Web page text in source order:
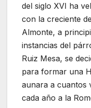
del siglo XVI ha
con la creciente
Almonte, a
instancias del
Ruiz Mesa, se
para formar una
aunara a cuantos
cada año a la